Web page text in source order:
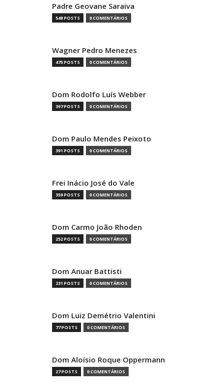
Padre Geovane Saraiva
548 POSTS 0 COMENTÁRIOS
Wagner Pedro Menezes
475 POSTS 0 COMENTÁRIOS
Dom Rodolfo Luís Webber
397 POSTS 0 COMENTÁRIOS
Dom Paulo Mendes Peixoto
391 POSTS 0 COMENTÁRIOS
Frei Inácio José do Vale
359 POSTS 0 COMENTÁRIOS
Dom Carmo João Rhoden
252 POSTS 0 COMENTÁRIOS
Dom Anuar Battisti
231 POSTS 0 COMENTÁRIOS
Dom Luiz Demétrio Valentini
77 POSTS 0 COMENTÁRIOS
Dom Aloísio Roque Oppermann
27 POSTS 0 COMENTÁRIOS